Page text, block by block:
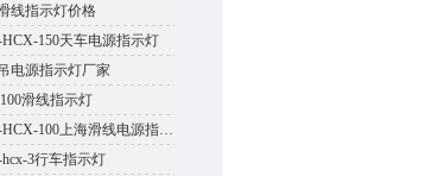
线指示灯价格
150天车电源指示灯
电源指示灯厂家
滑线指示灯
ABC-HCX-100上海滑线电源指示灯厂家
3行车指示灯